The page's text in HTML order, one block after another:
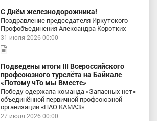
С Днём железнодорожника!
Поздравление председателя Иркутского
Профобъединения Александра Коротких
31 июля 2026 00:00
Подведены итоги III Всероссийского
профсоюзного турслёта на Байкале
«Потому чТо мы Вместе»
Победу одержала команда «Запасных нет»
объединённой первичной профсоюзной
организации «ПАО КАМАЗ»
27 июля 2026 00:00